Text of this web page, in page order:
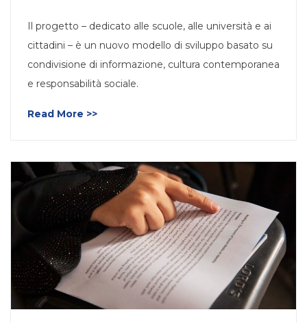
Il progetto – dedicato alle scuole, alle università e ai
cittadini – è un nuovo modello di sviluppo basato su
condivisione di informazione, cultura contemporanea
e responsabilità sociale.
Read More >>